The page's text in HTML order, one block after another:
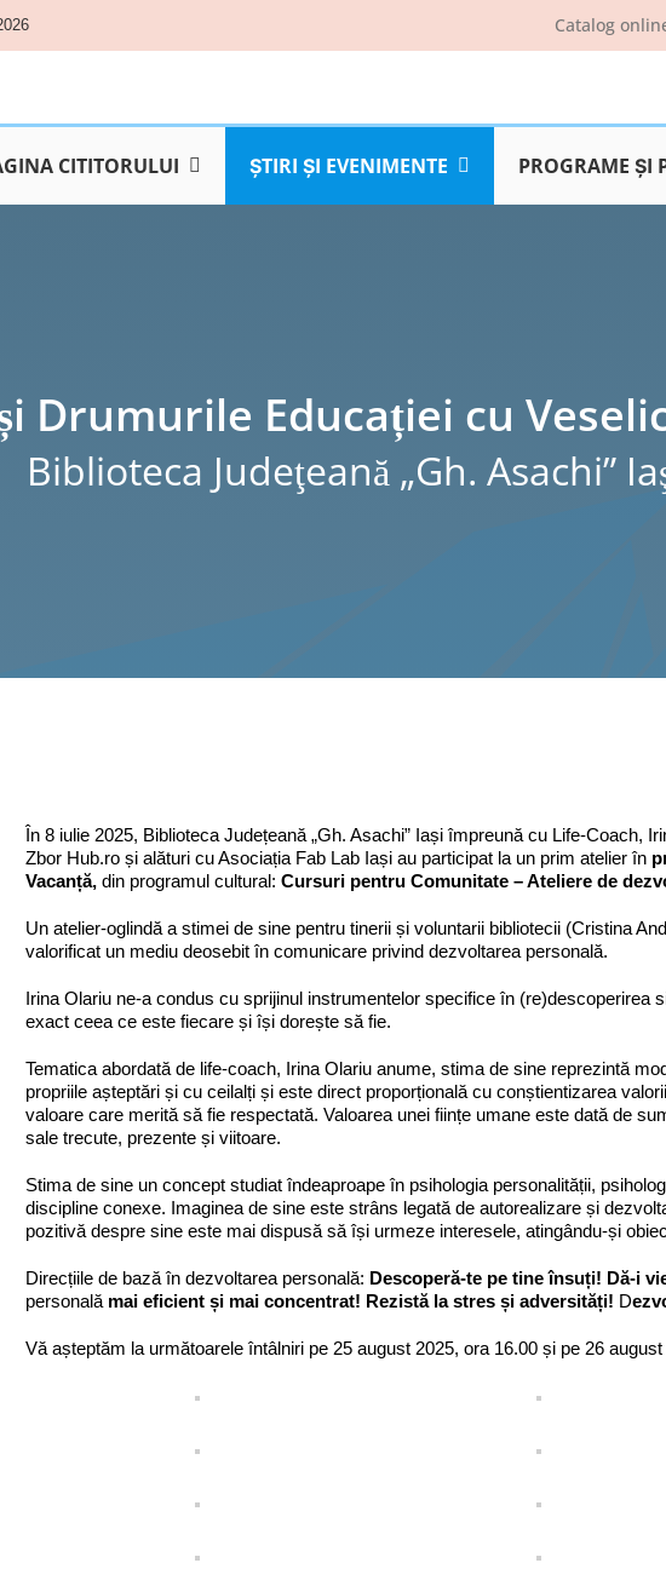
Catalog
CITITORULUI ŞTIRI ŞI EVENIMENTE PROGRAME ŞI
Drumurile Educației cu
Biblioteca Judeţeană „Gh. Asachi”
În 8 iulie 2025, Biblioteca Județeană „Gh. Asachi” Iași împreună cu Life-Coach,
Zbor Hub.ro și alături cu Asociația Fab Lab Iași au participat la un prim atelier în
Vacanță,din programul cultural:Cursuri pentru Comunitate –Ateliere de
Un atelier-oglindă a stimei de sine pentru tinerii și voluntarii bibliotecii (Cristina
valorificat un mediu deosebit în comunicare privind dezvoltarea personală.
Irina Olariu ne-a condus cu sprijinul instrumentelor specifice în (re)descoperirea
exact ceea ce este fiecare și își dorește să fie.
Tematica abordată de life-coach, Irina Olariu anume, stima de sine reprezintă
propriile așteptări și cu ceilalți și este direct proporțională cu conștientizarea
valoare care merită să fie respectată. Valoarea unei ființe umane este dată de
sale trecute, prezente și viitoare.
Stima de sine un concept studiat îndeaproape în psihologia personalității,
discipline conexe. Imaginea de sine este strâns legată de autorealizare și
pozitivă despre sine este mai dispusă să își urmeze interesele, atingându-și
Direcțiile de bază în dezvoltarea personală: Descoperă-te pe tine însuți! Dă-i
personală mai eficient și mai concentrat! Rezistă la stres și adversități! D
Vă așteptăm la următoarele întâlniri pe 25 august 2025, ora 16.00 și pe 26